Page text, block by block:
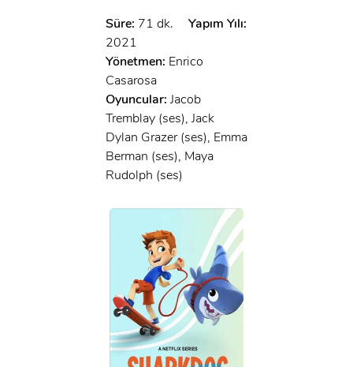
Süre: 71 dk.
Yapım Yılı:
2021
Yönetmen: Enrico
Casarosa
Oyuncular: Jacob
Tremblay (ses), Jack
Dylan Grazer (ses), Emma
Berman (ses), Maya
Rudolph (ses)